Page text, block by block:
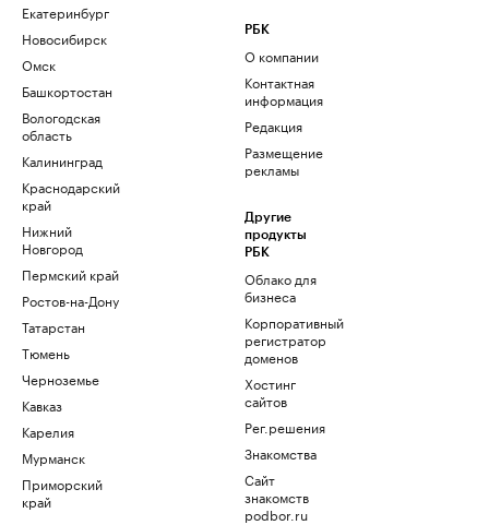
Екатеринбург
Новосибирск
Омск
Башкортостан
Вологодская
область
Калининград
Краснодарский
край
Нижний
Новгород
Пермский край
Ростов-на-Дону
Татарстан
Тюмень
Черноземье
Кавказ
Карелия
Мурманск
Приморский
край
РБК
О компании
Контактная
информация
Редакция
Размещение
рекламы
Другие
продукты
РБК
Облако для
бизнеса
Корпоративный
регистратор
доменов
Хостинг
сайтов
Рег.решения
Знакомства
Сайт
знакомств
podbor.ru